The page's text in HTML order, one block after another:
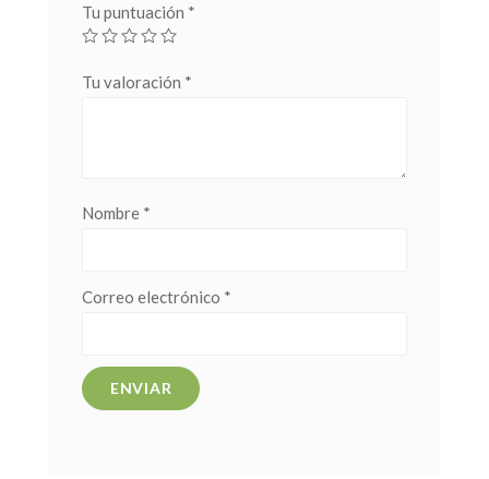
Tu puntuación *
Tu valoración *
Nombre *
Correo electrónico *